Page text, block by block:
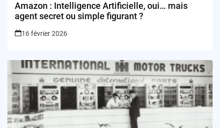
Amazon : Intelligence Artificielle, oui… mais
agent secret ou simple figurant ?
16 février 2026